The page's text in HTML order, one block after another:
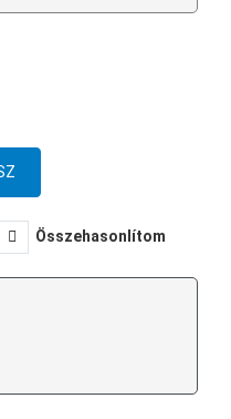
Összehasonlítom